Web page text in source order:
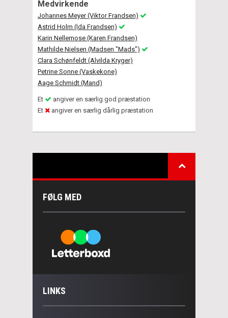
Medvirkende
Johannes Meyer (Viktor Frandsen)
Astrid Holm (Ida Frandsen)
Karin Nellemose (Karen Frandsen)
Mathilde Nielsen (Madsen "Mads")
Clara Schønfeldt (Alvilda Kryger)
Petrine Sonne (Vaskekone)
Aage Schmidt (Mand)
Et
angiver en særlig god præstation
Et
angiver en særlig dårlig præstation
FØLG MED
LINKS